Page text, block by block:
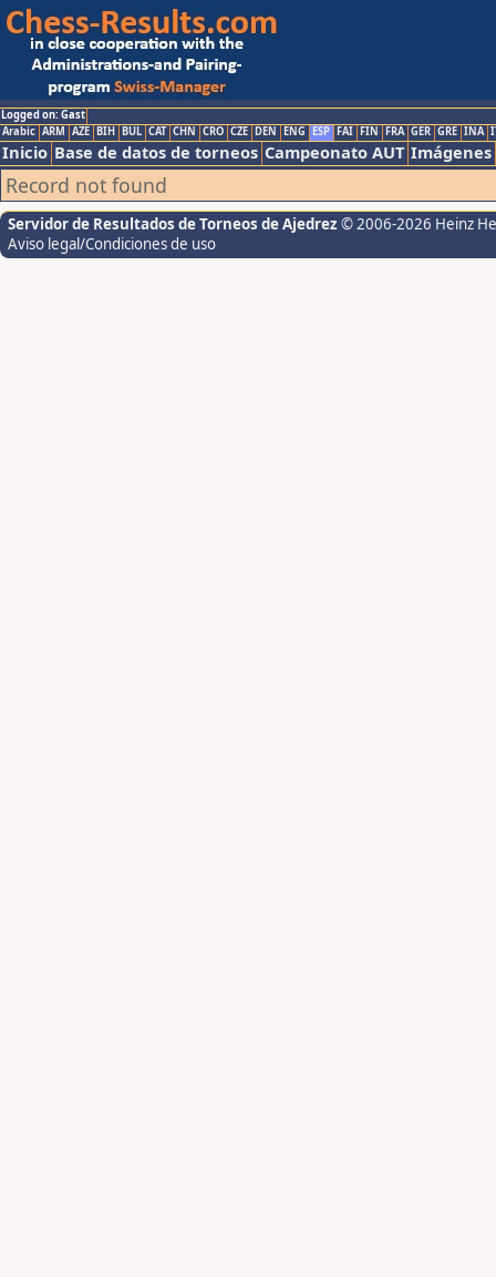
Logged on: Gast
Arabic ARM AZE BIH BUL CAT CHN CRO CZE DEN ENG ESP FAI FIN FRA GER GRE INA
Inicio Base de datos de torneos Campeonato AUT Imágenes
Record not found
Servidor de Resultados de Torneos de Ajedrez © 2006-2026 Heinz
Aviso legal/Condiciones de uso